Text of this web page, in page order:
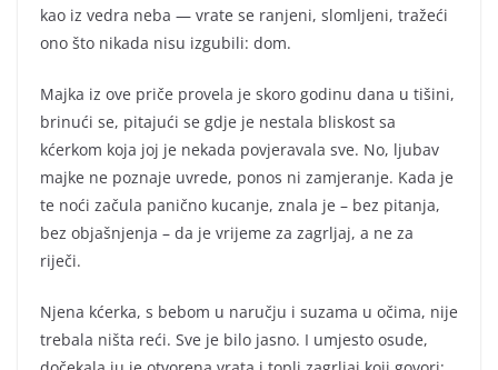
kao iz vedra neba — vrate se ranjeni, slomljeni, tražeći
ono što nikada nisu izgubili: dom.
Majka iz ove priče provela je skoro godinu dana u tišini,
brinući se, pitajući se gdje je nestala bliskost sa
kćerkom koja joj je nekada povjeravala sve. No, ljubav
majke ne poznaje uvrede, ponos ni zamjeranje. Kada je
te noći začula panično kucanje, znala je – bez pitanja,
bez objašnjenja – da je vrijeme za zagrljaj, a ne za
riječi.
Njena kćerka, s bebom u naručju i suzama u očima, nije
trebala ništa reći. Sve je bilo jasno. I umjesto osude,